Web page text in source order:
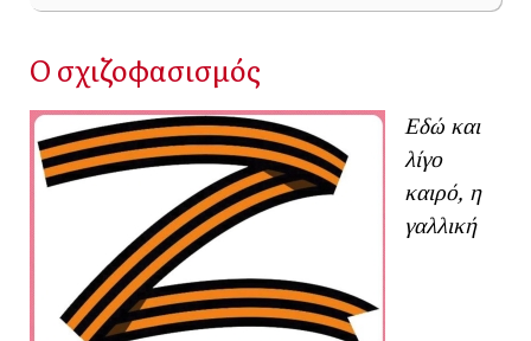
Ο σχιζοφασισμός
Εδώ και
λίγο
καιρό, η
γαλλική